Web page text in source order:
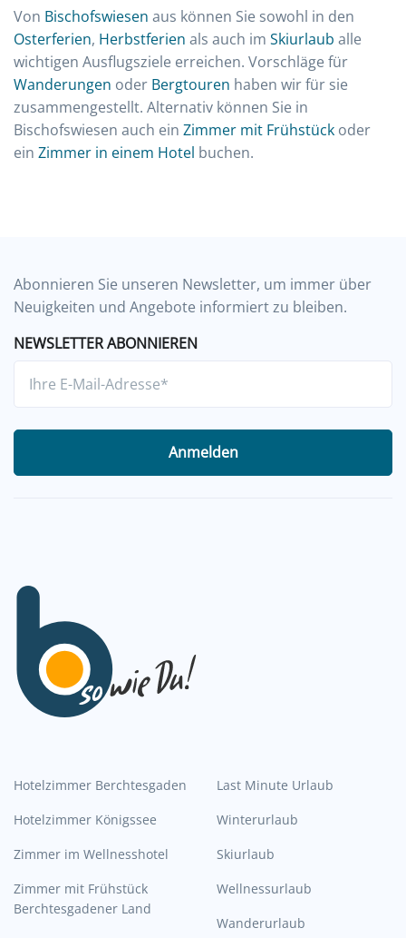
Von Bischofswiesen aus können Sie sowohl in den
Osterferien, Herbstferien als auch im Skiurlaub alle
wichtigen Ausflugsziele erreichen. Vorschläge für
Wanderungen oder Bergtouren haben wir für sie
zusammengestellt. Alternativ können Sie in
Bischofswiesen auch ein Zimmer mit Frühstück oder
ein Zimmer in einem Hotel buchen.
Abonnieren Sie unseren Newsletter, um immer über
Neuigkeiten und Angebote informiert zu bleiben.
NEWSLETTER ABONNIEREN
Anmelden
Hotelzimmer Berchtesgaden
Hotelzimmer Königssee
Zimmer im Wellnesshotel
Zimmer mit Frühstück
Berchtesgadener Land
Last Minute Urlaub
Winterurlaub
Skiurlaub
Wellnessurlaub
Wanderurlaub